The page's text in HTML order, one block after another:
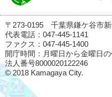
〒273-0195 千葉県鎌ケ谷市
代表電話：047-445-1141
ファクス：047-445-1400
開庁時間：月曜日から金曜日
法人番号8000020122246
© 2018 Kamagaya City.